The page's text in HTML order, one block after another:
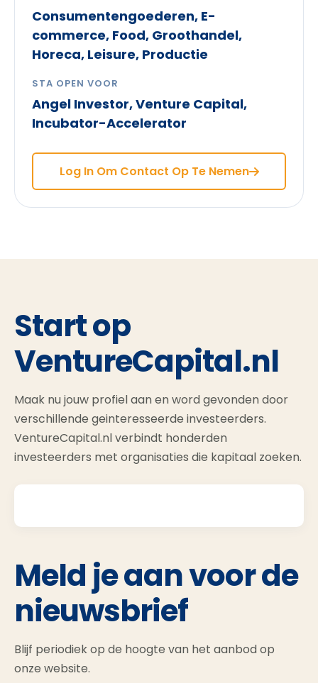
Consumentengoederen, E-
commerce, Food, Groothandel,
Horeca, Leisure, Productie
STA OPEN VOOR
Angel Investor, Venture Capital,
Incubator-Accelerator
Log In Om Contact Op Te Nemen
Start op
VentureCapital.nl
Maak nu jouw profiel aan en word gevonden door
verschillende geinteresseerde investeerders.
VentureCapital.nl verbindt honderden
investeerders met organisaties die kapitaal zoeken.
Meld je aan voor de
nieuwsbrief
Blijf periodiek op de hoogte van het aanbod op
onze website.